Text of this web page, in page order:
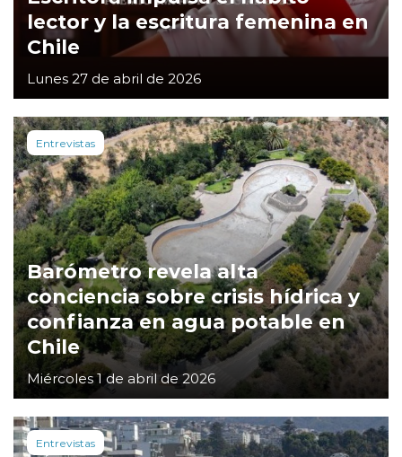
lector y la escritura femenina en
Chile
Lunes 27 de abril de 2026
Entrevistas
Barómetro revela alta
conciencia sobre crisis hídrica y
confianza en agua potable en
Chile
Miércoles 1 de abril de 2026
Entrevistas